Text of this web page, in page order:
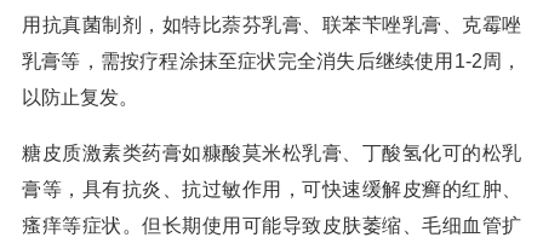
用抗真菌制剂，如特比萘芬乳膏、联苯苄唑乳膏、克霉唑
乳膏等，需按疗程涂抹至症状完全消失后继续使用1-2周，
以防止复发。
糖皮质激素类药膏如糠酸莫米松乳膏、丁酸氢化可的松乳
膏等，具有抗炎、抗过敏作用，可快速缓解皮癣的红肿、
瘙痒等症状。但长期使用可能导致皮肤萎缩、毛细血管扩